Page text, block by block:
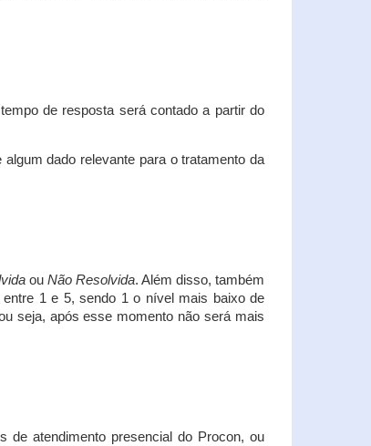
de resposta será contado a partir do
dado relevante para o tratamento da
ou Não Resolvida. Além disso, também
1 e 5, sendo 1 o nível mais baixo de
seja, após esse momento não será mais
de atendimento presencial do Procon, ou